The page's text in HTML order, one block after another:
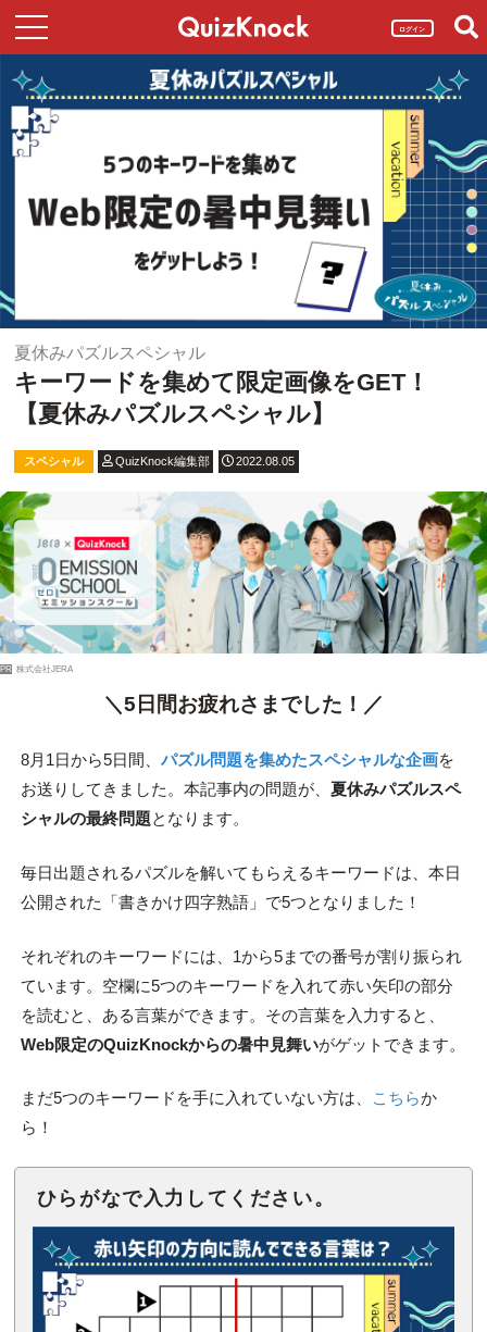
ログイン
夏休みパズルスペシャル
キーワードを集めて限定画像をGET！
【夏休みパズルスペシャル】
スペシャル QuizKnock編集部 2022.08.05
PR 株式会社JERA
＼5日間お疲れさまでした！／
8月1日から5日間、 パズル問題を集めたスペシャルな企画を
お送りしてきました。本記事内の問題が、 夏休みパズルスペ
シャルの最終問題となります。
毎日出題されるパズルを解いてもらえるキーワードは、本日
公開された「書きかけ四字熟語」で5つとなりました！
それぞれのキーワードには、1から5までの番号が割り振られ
ています。空欄に5つのキーワードを入れて赤い矢印の部分
を読むと、ある言葉ができます。その言葉を入力すると、
Web限定のQuizKnockからの暑中見舞いがゲットできます。
まだ5つのキーワードを手に入れていない方は、 こちらか
ら！
ひらがなで入力してください。